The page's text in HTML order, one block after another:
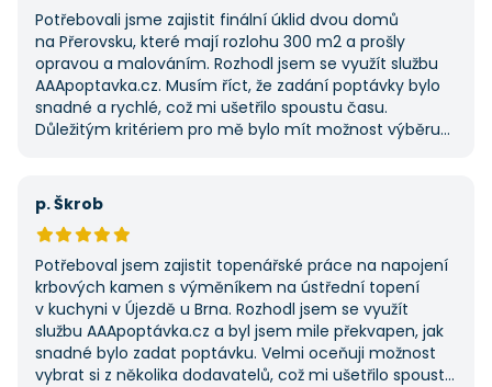
Potřebovali jsme zajistit finální úklid dvou domů
na Přerovsku, které mají rozlohu 300 m2 a prošly
opravou a malováním. Rozhodl jsem se využít službu
AAApoptavka.cz. Musím říct, že zadání poptávky bylo
snadné a rychlé, což mi ušetřilo spoustu času.
Důležitým kritériem pro mě bylo mít možnost výběru
první, ale se službou jsem byl spokojený, protože mi
umožnila najít rychlé řešení. Vše proběhlo v pořádku
a příště jejich službu využiji znovu.
p. Škrob
Potřeboval jsem zajistit topenářské práce na napojení
krbových kamen s výměníkem na ústřední topení
v kuchyni v Újezdě u Brna. Rozhodl jsem se využít
službu AAApoptávka.cz a byl jsem mile překvapen, jak
snadné bylo zadat poptávku. Velmi oceňuji možnost
vybrat si z několika dodavatelů, což mi ušetřilo spoustu